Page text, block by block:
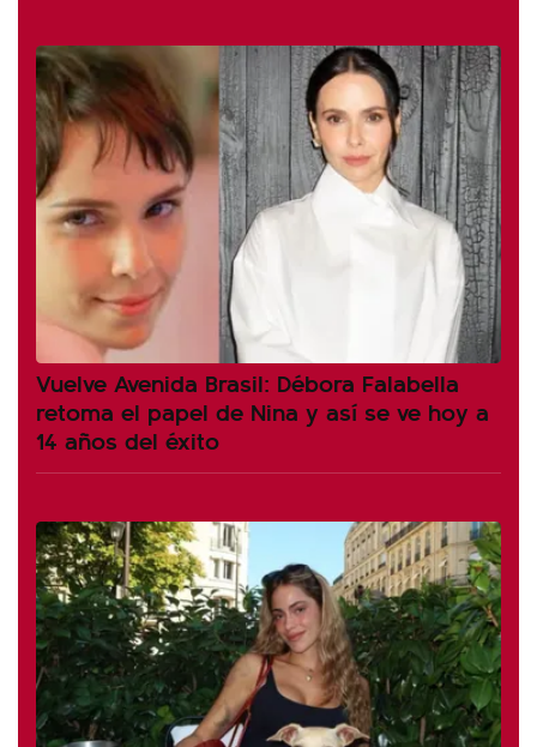
Vuelve Avenida Brasil: Débora Falabella
retoma el papel de Nina y así se ve hoy a
14 años del éxito